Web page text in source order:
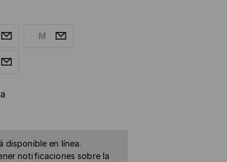
M
disponible en línea.
notificaciones sobre la